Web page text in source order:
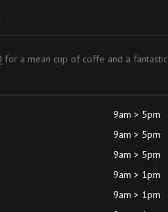
for a mean cup of coffe and a fantastic
9am > 5pm
9am > 5pm
9am > 5pm
9am > 1pm
9am > 1pm